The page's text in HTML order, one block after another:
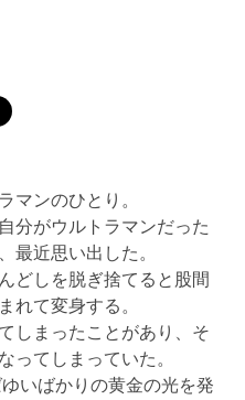
マンのひとり。
分がウルトラマンだった
最近思い出した。
どしを脱ぎ捨てると股間
れて変身する。
しまったことがあり、そ
ってしまっていた。
いばかりの黄金の光を発